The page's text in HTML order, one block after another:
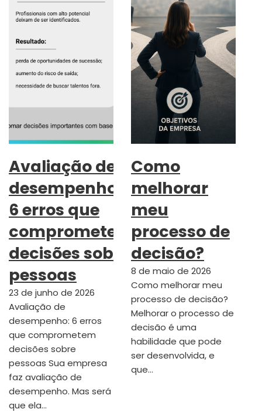
Avaliação de
desempenho:
6 erros que
comprometem
decisões sobre
pessoas
23 de junho de 2026
Avaliação de
desempenho: 6 erros
que comprometem
decisões sobre
pessoas Sua empresa
faz avaliação de
desempenho. Mas será
que ela…
Como
melhorar
meu
processo de
decisão?
8 de maio de 2026
Como melhorar meu
processo de decisão?
Melhorar o processo de
decisão é uma
habilidade que pode
ser desenvolvida, e
que…